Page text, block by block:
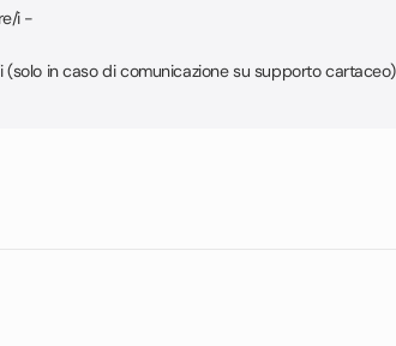
i -
(solo in caso di comunicazione su supporto